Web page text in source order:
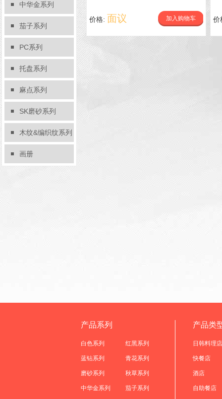
中华金系列
茄子系列
PC系列
托盘系列
麻点系列
SK磨砂系列
木纹&编织纹系列
画册
价格: 面议 加入购物车
产品系列
白色系列 红黑系列
蓝钻系列 青花系列
磨砂系列 秋草系列
中华金系列 茄子系列
产品类
日韩料理店
快餐店
酒店
自助餐店